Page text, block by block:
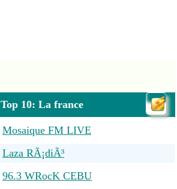
Top 10: La france
Mosaique FM LIVE
Laza RÃ¡diÃ³
96.3 WRocK CEBU